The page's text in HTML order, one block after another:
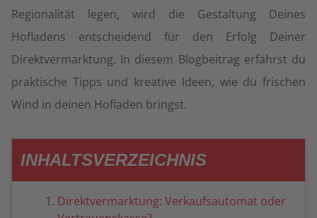
Regionalität legen, wird die Gestaltung Deines
Hofladens entscheidend für den Erfolg Deiner
Direktvermarktung. In diesem Blogbeitrag erfährst du
praktische Tipps und kreative Ideen, wie du frischen
Wind in deinen Hofladen bringst.
INHALTSVERZEICHNIS
Direktvermarktung: Verkaufsautomat oder